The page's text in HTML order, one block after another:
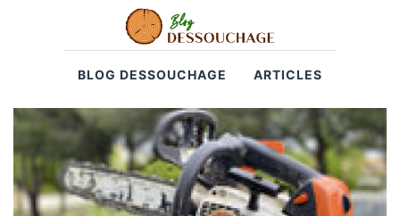
BLOG DESSOUCHAGE ARTICLES